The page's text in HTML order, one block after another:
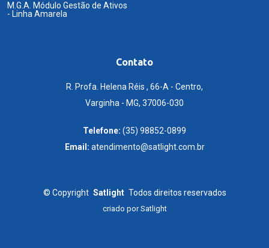
M.G.A. Módulo Gestão de Ativos
- Linha Amarela
Contato
R. Profa. Helena Réis , 66-A - Centro,
Varginha - MG, 37006-030
Telefone: (35) 98852-0899
Email: atendimento@satlight.com.br
© Copyright Satlight Todos direitos reservados
criado porSatlight